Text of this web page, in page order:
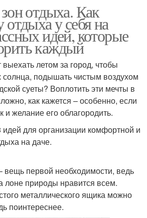
отдыха. Как
отдыха у себя на
идей, которые
каждый
летом за город, чтобы
солнца, подышать чистым воздухом
суеты? Воплотить эти мечты в
как кажется – особенно, если
и желание его облагородить.
для организации комфортной и
на даче.
вещь первой необходимости, ведь
природы нравится всем.
металлического ящика можно
поинтереснее.